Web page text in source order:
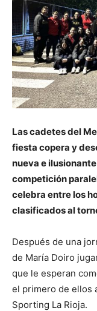
Las cadetes del
fiesta copera y
nueva e
competición
celebra entre los
clasificados al
Después de una
de María Doiro
que le esperan
el primero de ellos
Sporting La Rioja.